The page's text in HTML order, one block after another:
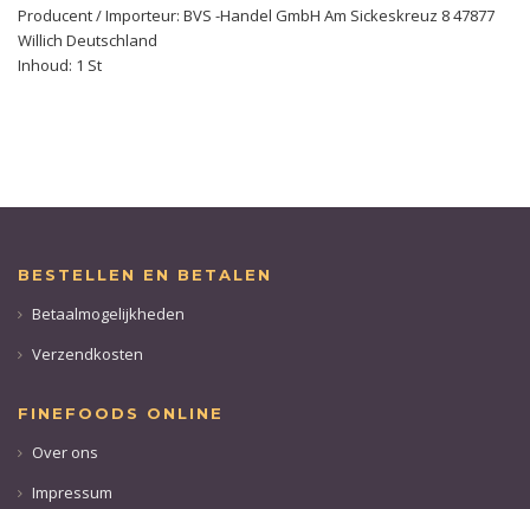
Producent / Importeur: BVS -Handel GmbH Am Sickeskreuz 8 47877
Willich Deutschland
Inhoud: 1 St
BESTELLEN EN BETALEN
Betaalmogelijkheden
Verzendkosten
FINEFOODS ONLINE
Over ons
Impressum